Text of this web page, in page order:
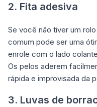
2. Fita adesiva
Se você não tiver um
comum pode ser uma
enrole com o lado
Os pelos aderem
rápida e improvisada da
3. Luvas de